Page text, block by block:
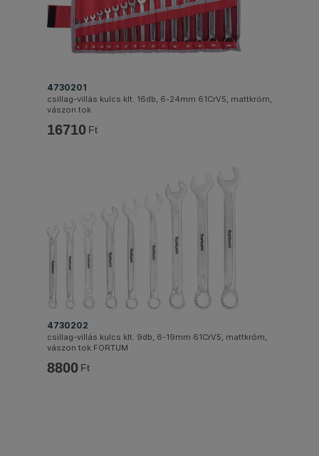
4730201
csillag-villás kulcs klt. 16db, 6-24mm 61CrV5, mattkróm,
vászon tok
16710 Ft
4730202
csillag-villás kulcs klt. 9db, 6-19mm 61CrV5, mattkróm,
vászon tok FORTUM
8800 Ft